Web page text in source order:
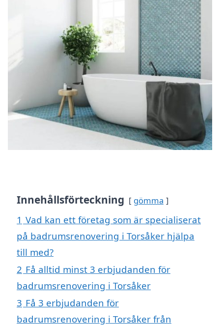
Innehållsförteckning gömma
1 Vad kan ett företag som är specialiserat
på badrumsrenovering i Torsåker hjälpa
till med?
2 Få alltid minst 3 erbjudanden för
badrumsrenovering i Torsåker
3 Få 3 erbjudanden för
badrumsrenovering i Torsåker från